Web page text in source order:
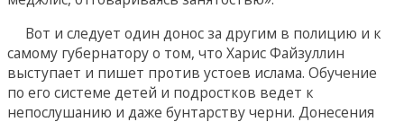
Вот и следует один донос за другим в полицию и к
самому губернатору о том, что Харис Файзуллин
выступает и пишет против устоев ислама. Обучение
по его системе детей и подростков ведет к
непослушанию и даже бунтарству черни. Донесения